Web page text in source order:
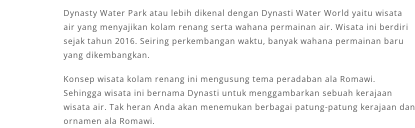
Dynasty Water Park atau lebih dikenal dengan Dynasti Water World yaitu wisata
air yang menyajikan kolam renang serta wahana permainan air. Wisata ini berdiri
sejak tahun 2016. Seiring perkembangan waktu, banyak wahana permainan baru
yang dikembangkan.
Konsep wisata kolam renang ini mengusung tema peradaban ala Romawi.
Sehingga wisata ini bernama Dynasti untuk menggambarkan sebuah kerajaan
wisata air. Tak heran Anda akan menemukan berbagai patung-patung kerajaan dan
ornamen ala Romawi.